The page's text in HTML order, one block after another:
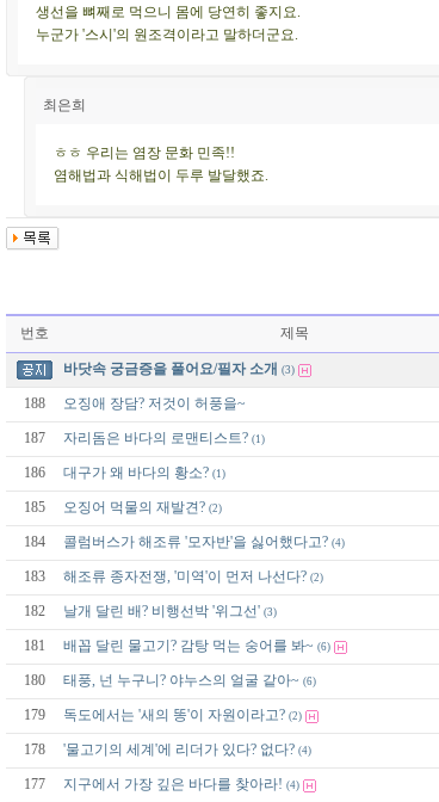
생선을 뼈째로 먹으니 몸에 당연히 좋지요.
누군가 '스시'의 원조격이라고 말하더군요.
최은희
ㅎㅎ 우리는 염장 문화 민족!!
염해법과 식해법이 두루 발달했죠.
번호 제목
바닷속 궁금증을 풀어요/필자 소개 (3)
188 오징애 장담? 저것이 허풍을~
187 자리돔은 바다의 로맨티스트? (1)
186 대구가 왜 바다의 황소? (1)
185 오징어 먹물의 재발견? (2)
184 콜럼버스가 해조류 '모자반'을 싫어했다고? (4)
183 해조류 종자전쟁, '미역'이 먼저 나선다? (2)
182 날개 달린 배? 비행선박 '위그선' (3)
181 배꼽 달린 물고기? 감탕 먹는 숭어를 봐~ (6)
180 태풍, 넌 누구니? 야누스의 얼굴 같아~ (6)
179 독도에서는 '새의 똥'이 자원이라고? (2)
178 '물고기의 세계'에 리더가 있다? 없다? (4)
177 지구에서 가장 깊은 바다를 찾아라! (4)